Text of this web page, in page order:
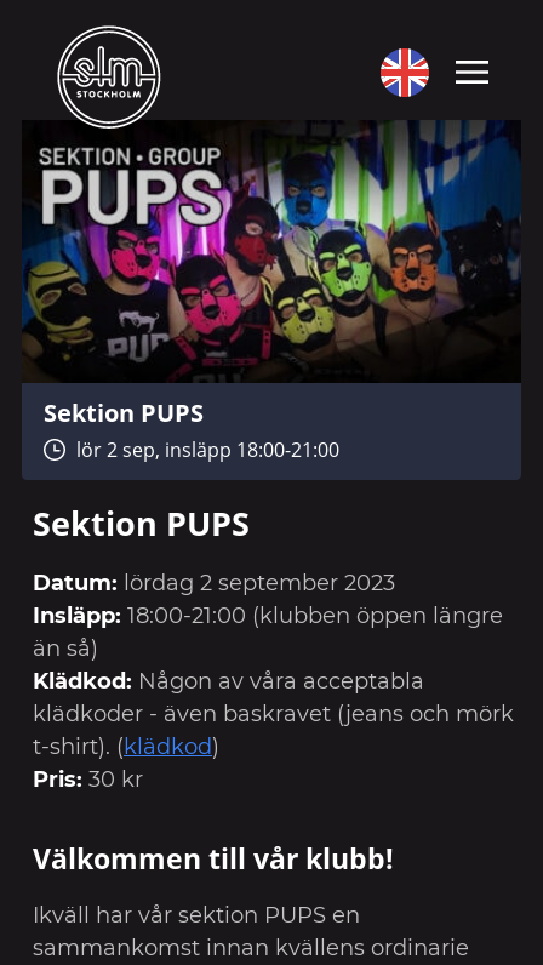
Sektion PUPS
lör 2 sep, insläpp 18:00-21:00
Sektion PUPS
Datum: lördag 2 september 2023
Insläpp: 18:00-21:00 (klubben öppen längre
än så)
Klädkod: Någon av våra acceptabla
klädkoder - även baskravet (jeans och mörk
t-shirt). (klädkod)
Pris: 30 kr
Välkommen till vår klubb!
Ikväll har vår sektion PUPS en
sammankomst innan kvällens ordinarie